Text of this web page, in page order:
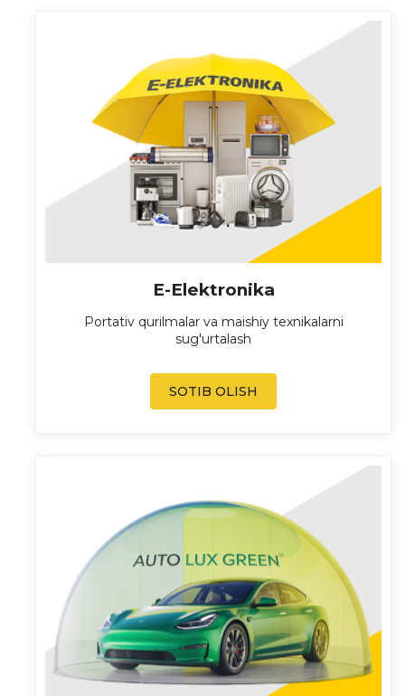
E-Elektronika
Portativ qurilmalar va maishiy texnikalarni
sug'urtalash
SOTIB OLISH